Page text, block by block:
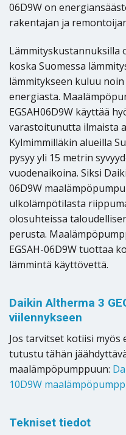
06D9W on
rakentajan ja
Lämmityskustannuksilla
koska Suomessa
lämmitykseen kuluu
energiasta.
EGSAH06D9W käyttää
varastoitunutta ilmaista
Kylmimmilläkin alueilla
pysyy yli 15 metrin
vuodenaikoina. Siksi
06D9W
ulkolämpötilasta
olosuhteissa
perusta.
EGSAH-06D9W tuottaa
lämmintä käyttövettä.
Daikin Altherma 3
viilennykseen
Jos tarvitset kotiisi
tutustu tähän
maalämpöpumppuun:
10D9W
Tekniset tiedot